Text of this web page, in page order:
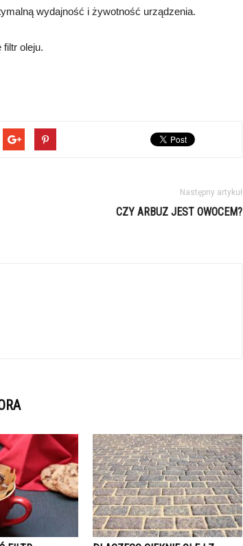
wydajność i żywotność urządzenia.
oleju.
Następny artykuł
CZY ARBUZ JEST OWOCEM?